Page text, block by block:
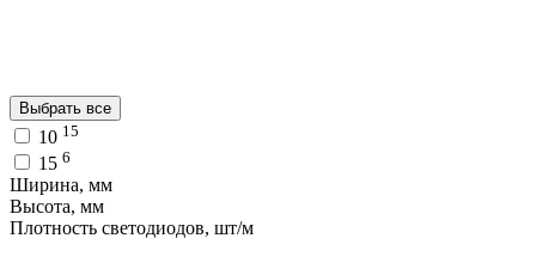
Выбрать все
10 15
15 6
Ширина, мм
Высота, мм
Плотность светодиодов, шт/м